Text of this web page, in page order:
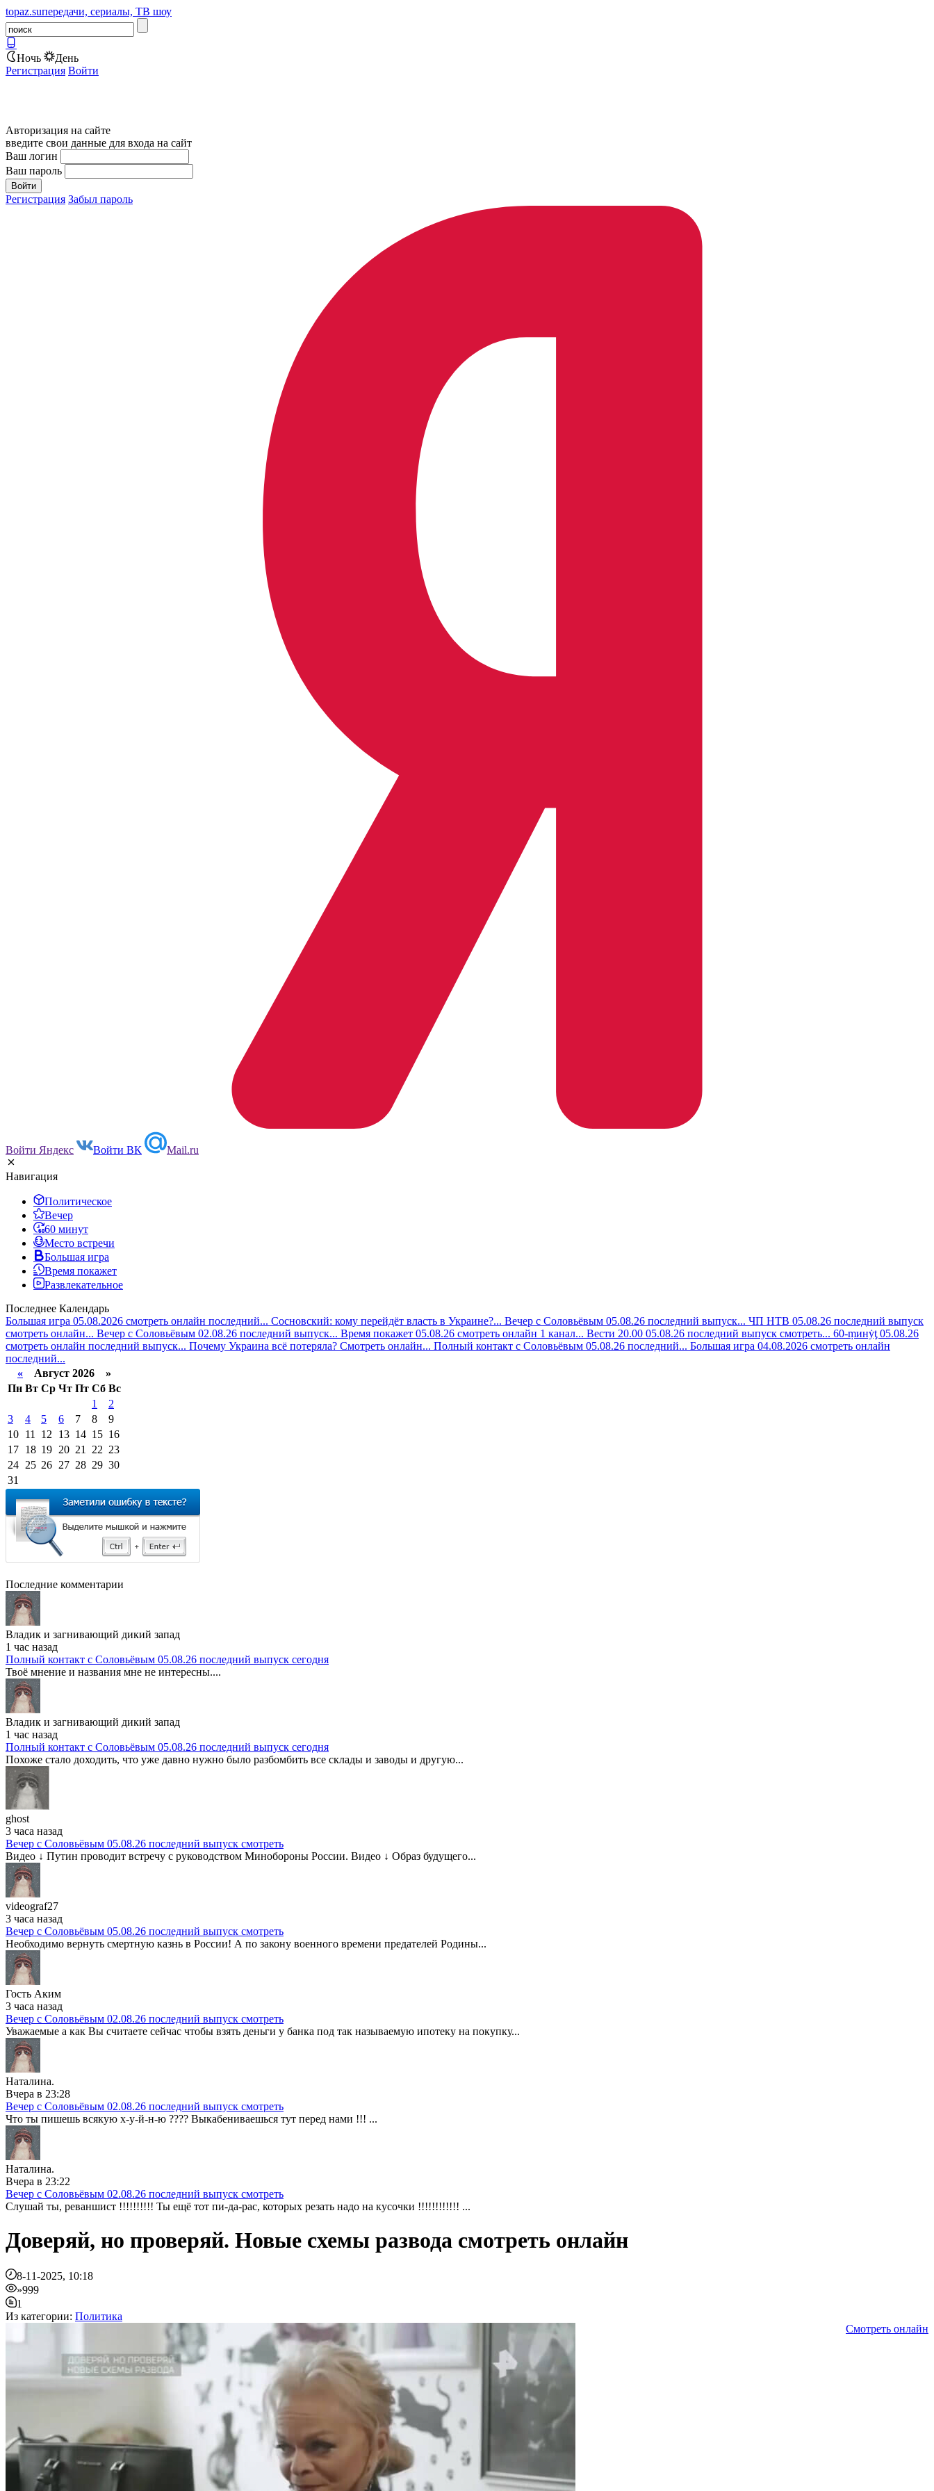
topaz.suпередачи, сериалы, ТВ шоу
Ночь
День
Регистрация Войти
Авторизация на сайте
введите свои данные для входа на сайт
Ваш логин
Ваш пароль
Регистрация Забыл пароль
Войти Яндекс Войти ВК Mail.ru
Навигация
Политическое
Вечер
60 минут
Место встречи
Большая игра
Время покажет
Развлекательное
Последнее Календарь
Большая игра 05.08.2026 смотреть онлайн последний... Сосновский: кому перейдёт власть в Украине?... Вечер с Соловьёвым 05.08.26 последний выпуск... ЧП НТВ 05.08.26 последний выпуск
смотреть онлайн... Вечер с Соловьёвым 02.08.26 последний выпуск... Время покажет 05.08.26 смотреть онлайн 1 канал... Вести 20.00 05.08.26 последний выпуск смотреть... 60-ṃинẏƫ 05.08.26
смотреть онлайн последний выпуск... Почему Украина всё потеряла? Смотреть онлайн... Полный контакт с Соловьёвым 05.08.26 последний... Большая игра 04.08.2026 смотреть онлайн
последний...
« Август 2026 »
Пн Вт Ср Чт Пт Сб Вс
1
2
3
4 5 6 7 8
9
10 11 12 13 14 15 16
17 18 19 20 21 22 23
24 25 26 27 28 29 30
31
Последние комментарии
Владик и загнивающий дикий запад
1 час назад
Полный контакт с Соловьёвым 05.08.26 последний выпуск сегодня
Твоё мнение и названия мне не интересны....
Владик и загнивающий дикий запад
1 час назад
Полный контакт с Соловьёвым 05.08.26 последний выпуск сегодня
Похоже стало доходить, что уже давно нужно было разбомбить все склады и заводы и другую...
ghost
3 часа назад
Вечер с Соловьёвым 05.08.26 последний выпуск смотреть
Видео ↓ Путин проводит встречу с руководством Минобороны России. Видео ↓ Образ будущего...
videograf27
3 часа назад
Вечер с Соловьёвым 05.08.26 последний выпуск смотреть
Необходимо вернуть смертную казнь в России! А по закону военного времени предателей Родины...
Гость Аким
3 часа назад
Вечер с Соловьёвым 02.08.26 последний выпуск смотреть
Уважаемые а как Вы считаете сейчас чтобы взять деньги у банка под так называемую ипотеку на покупку...
Наталина.
Вчера в 23:28
Вечер с Соловьёвым 02.08.26 последний выпуск смотреть
Что ты пишешь всякую х-у-й-н-ю ???? Выкабениваешься тут перед нами !!! ...
Наталина.
Вчера в 23:22
Вечер с Соловьёвым 02.08.26 последний выпуск смотреть
Слушай ты, реваншист !!!!!!!!!! Ты ещё тот пи-да-рас, которых резать надо на кусочки !!!!!!!!!!!! ...
Доверяй, но проверяй. Новые схемы развода смотреть онлайн
8-11-2025, 10:18
»999
1
Из категории: Политика
Смотреть онлайн